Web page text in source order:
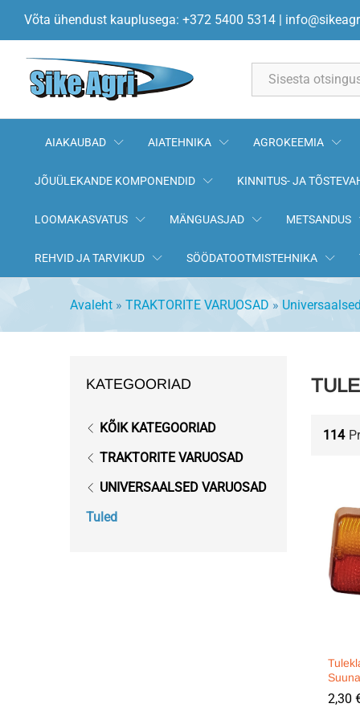
Võta ühendust kauplusega: +372 5400 5314 |
AIAKAUBAD AIATEHNIKA AGROKEEMIA
JÕUÜLEKANDE KOMPONENDID KINNITUS- JA
LOOMAKASVATUS MÄNGUASJAD METSANDUS
REHVID JA TARVIKUD SÖÖDATOOTMISTEHNIKA
Avaleht » TRAKTORITE VARUOSAD »
114
2,30
2,30
KATEGOORIAD
KÕIK KATEGOORIAD
TRAKTORITE VARUOSAD
UNIVERSAALSED VARUOSAD
Tuled